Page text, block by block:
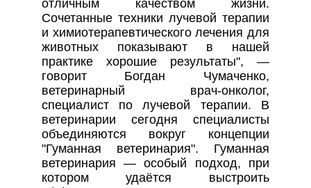
отличным качеством жизни.
Сочетанные техники лучевой терапии
и химиотерапевтического лечения для
животных показывают в нашей
практике хорошие результаты", —
говорит Богдан Чумаченко,
ветеринарный врач-онколог,
специалист по лучевой терапии. В
ветеринарии сегодня специалисты
объединяются вокруг концепции
"Гуманная ветеринария". Гуманная
ветеринария — особый подход, при
котором удаётся выстроить